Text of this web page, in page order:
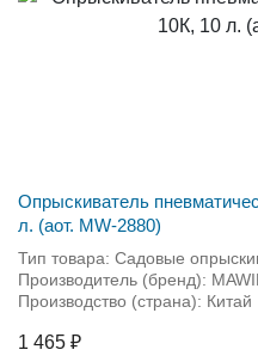
Опрыскиватель
л. (аот. MW-2880)
Тип товара: Садовые
Производитель (бренд):
Производство (страна): Китай
1 465 ₽